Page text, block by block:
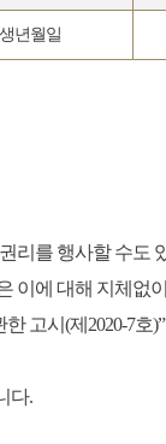
년월일
리를 행사할 수도
이에 대해 지체없
고시(제2020-7호
다.